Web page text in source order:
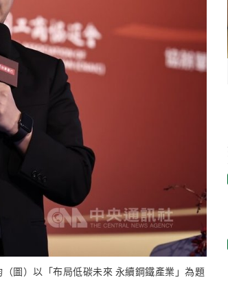
圖）以「布局低碳未來 永續鋼鐵產業」為題